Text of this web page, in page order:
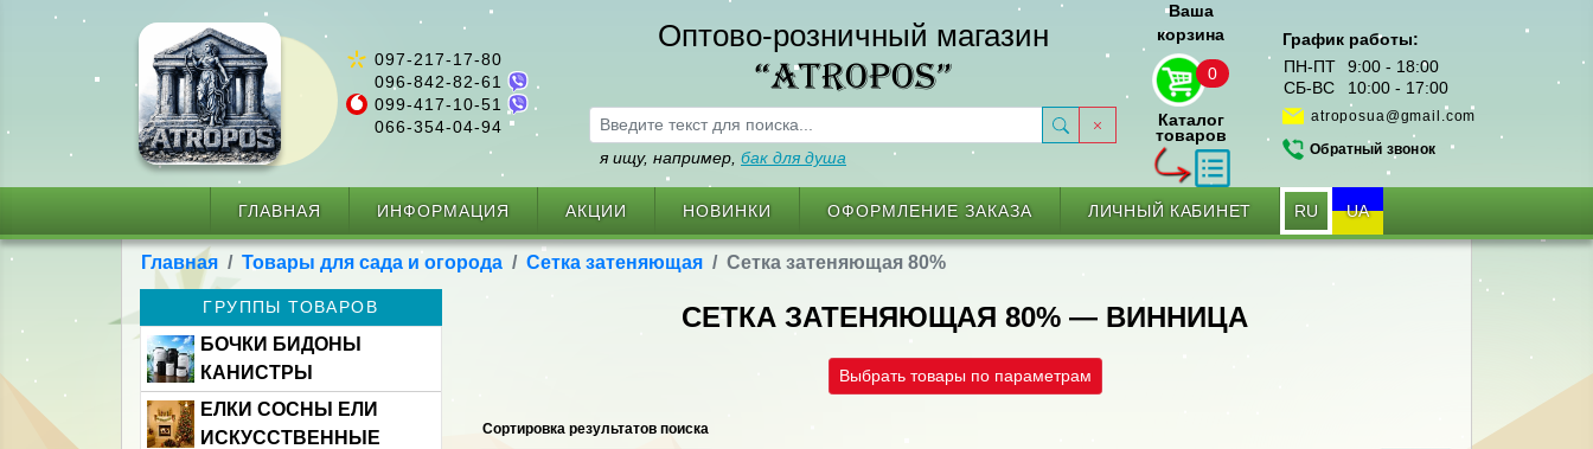
097-217-17-80
096-842-82-61
099-417-10-51
066-354-04-94
Оптово-розничный магазин
“ATROPOS”
я ищу, например, бак для душа
Ваша
корзина
0
Каталог
товаров
График работы:
ПН-ПТ
9:00 - 18:00
СБ-ВС
10:00 - 17:00
atroposua@gmail.com
Обратный звонок
ГЛАВНАЯ ИНФОРМАЦИЯ АКЦИИ НОВИНКИ ОФОРМЛЕНИЕ ЗАКАЗА ЛИЧНЫЙ КАБИНЕТ RU UA
Главная Товары для сада и огорода Сетка затеняющая Сетка затеняющая 80%
ГРУППЫ ТОВАРОВ
БОЧКИ БИДОНЫ
КАНИСТРЫ
ЕЛКИ СОСНЫ ЕЛИ
ИСКУССТВЕННЫЕ
СЕТКА ЗАТЕНЯЮЩАЯ 80% — ВИННИЦА
Выбрать товары по параметрам
Сортировка результатов поиска